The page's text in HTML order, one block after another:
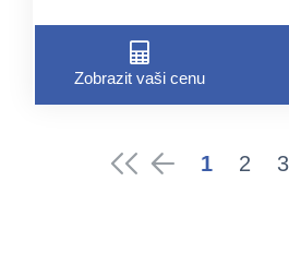
Zobrazit vaši cenu
1 2 3